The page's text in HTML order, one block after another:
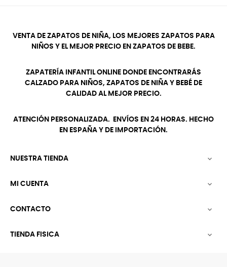
VENTA DE ZAPATOS DE NIÑA, LOS MEJORES ZAPATOS PARA
NIÑOS Y EL MEJOR PRECIO EN ZAPATOS DE BEBE.
ZAPATERÍA INFANTIL ONLINE DONDE ENCONTRARÁS
CALZADO PARA NIÑOS, ZAPATOS DE NIÑA Y BEBÉ DE
CALIDAD AL MEJOR PRECIO.
ATENCIÓN PERSONALIZADA. ENVÍOS EN 24 HORAS. HECHO
EN ESPAÑA Y DE IMPORTACIÓN.
NUESTRA TIENDA 
MI CUENTA 
CONTACTO 
TIENDA FISICA 